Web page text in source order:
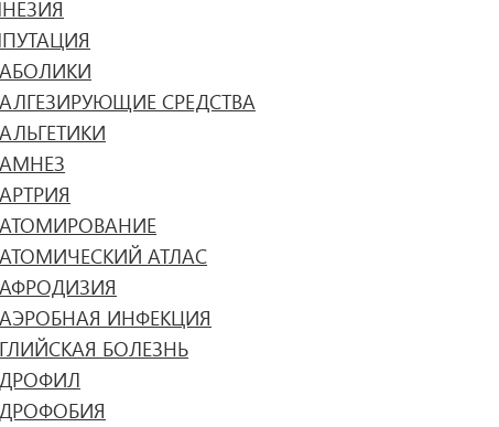
СРЕДСТВА
АТЛАС
ИНФЕКЦИЯ
БОЛЕЗНЬ